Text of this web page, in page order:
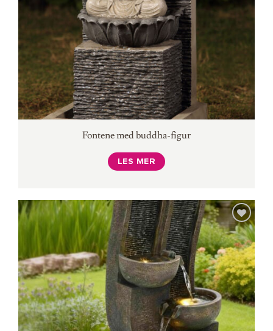
Fontene med buddha-figur
LES MER